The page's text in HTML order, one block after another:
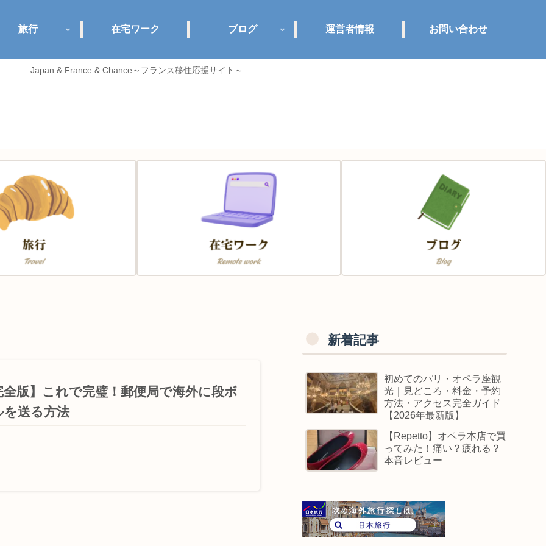
Japan & France & Chance～フランス移住応援サイト～
旅行 在宅ワーク ブログ 運営者情報 お問い合わせ
全版】これで完璧！郵便局で海外に段ボ
を送る方法
新着記事
初めてのパリ・オペラ座観
光｜見どころ・料金・予約
方法・アクセス完全ガイド
【2026年最新版】
【Repetto】オペラ本店で買
ってみた！痛い？疲れる？
本音レビュー